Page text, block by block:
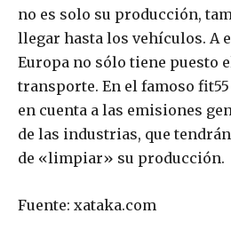
no es solo su producción,
llegar hasta los vehículos. A
Europa no sólo tiene puesto
transporte. En el famoso
en cuenta a las emisiones
de las industrias, que
de «limpiar» su producción.
Fuente: xataka.com